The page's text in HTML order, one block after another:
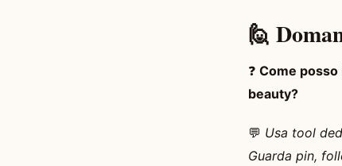
🙋
❓ Come
beauty?
💬 Usa tool
Guarda pin,